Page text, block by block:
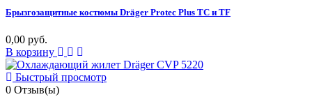
Брызгозащитные костюмы Dräger Protec Plus TC и TF
0,00 руб.
В корзину
Быстрый просмотр
0 Отзыв(ы)